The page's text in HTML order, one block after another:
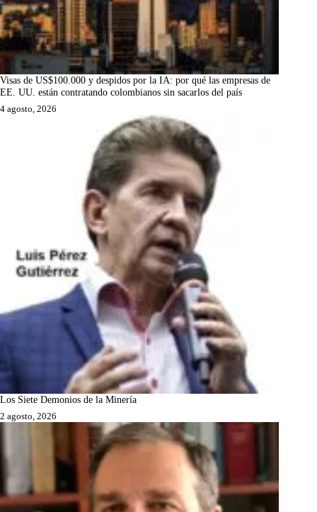
Visas de US$100.000 y despidos por la IA: por qué las empresas de
EE. UU. están contratando colombianos sin sacarlos del país
4 agosto, 2026
Los Siete Demonios de la Minería
2 agosto, 2026